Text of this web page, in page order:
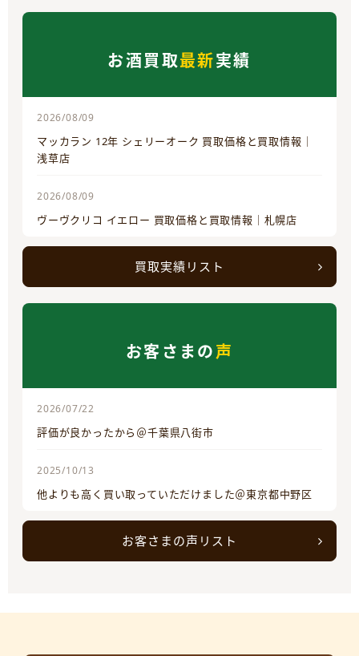
お酒買取最新実績
2026/08/09
マッカラン 12年 シェリーオーク 買取価格と買取情報｜
浅草店
2026/08/09
ヴーヴクリコ イエロー 買取価格と買取情報｜札幌店
買取実績リスト
お客さまの声
2026/07/22
評価が良かったから＠千葉県八街市
2025/10/13
他よりも高く買い取っていただけました＠東京都中野区
お客さまの声リスト